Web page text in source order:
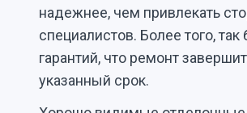
надежнее, чем привлекать
специалистов. Более того,
гарантий, что ремонт
указанный срок.